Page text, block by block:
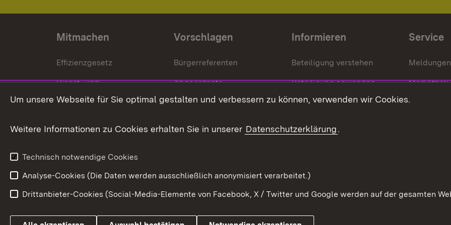
Mitmachen
Effizienzgesetz
Dienst- und
Versorgungsbezüge
Weitere
Vorschlagen
Bürgerreferenten
Abgeordnete
Bürgerbeauftragte
Informieren
Beteiligung verstehen
Beteiligung anwenden
Beteiligung stärken
Service
Meldungen
Mediathek
Impressum Kontakt
Um unsere Webseite für Sie optimal gestalten und verbessern zu können, verwenden wir Cookies.
Weitere Informationen zu Cookies erhalten Sie in unserer Datenschutzerklärung.
Technisch notwendige Cookies
Analyse-Cookies (Die Daten werden ausschließlich anonymisiert verarbeitet.)
Drittanbieter-Cookies (Social-Media-Elemente von Facebook, X / Twitter und Google werden auf der gesamten